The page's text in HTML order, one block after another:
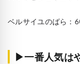
ベルサイユのばら：
▶一番人気は